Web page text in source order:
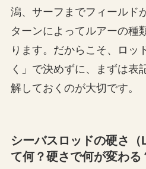
潟、サーフまでフィールド
ターンによってルアーの種
ります。だからこそ、ロッ
く」で決めずに、まずは表
解しておくのが大切です。
シーバスロッドの硬さ
て何？硬さで何が変わる